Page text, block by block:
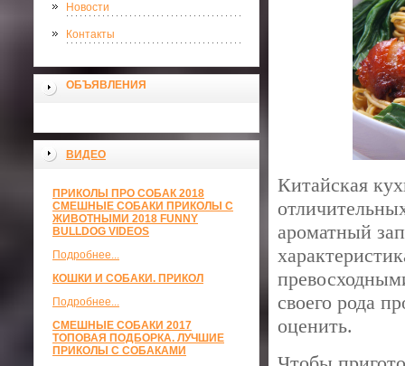
Новости
Контакты
ОБЪЯВЛЕНИЯ
ВИДЕО
ПРИКОЛЫ ПРО СОБАК 2018
СМЕШНЫЕ СОБАКИ ПРИКОЛЫ С
ЖИВОТНЫМИ 2018 FUNNY
BULLDOG VIDEOS
Подробнее...
КОШКИ И СОБАКИ. ПРИКОЛ
Подробнее...
СМЕШНЫЕ СОБАКИ 2017
ТОПОВАЯ ПОДБОРКА. ЛУЧШИЕ
ПРИКОЛЫ С СОБАКАМИ
Китайская
ароматный
своего рода
оценить.